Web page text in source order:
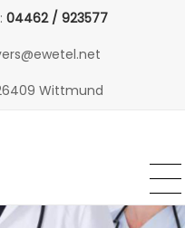
04462 / 923577
Wittmund